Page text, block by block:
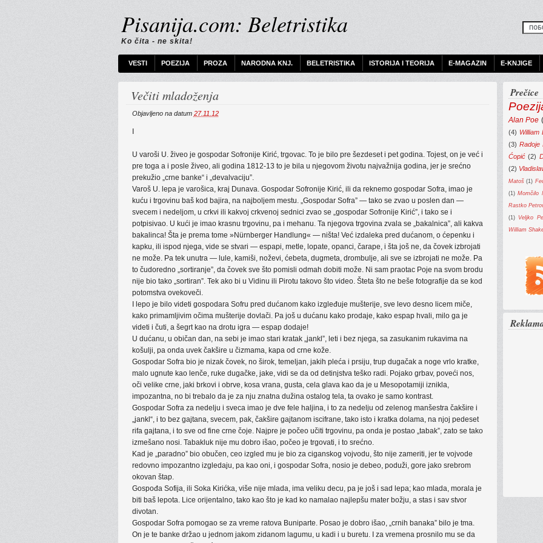
Pisanija.com: Beletristika
Ko čita - ne skita!
VESTI POEZIJA PROZA NARODNA KNJ. BELETRISTIKA ISTORIJA I TEORIJA E-MAGAZIN E-KNJIGE
Večiti mladoženja
Objavljeno na datum 27.11.12
U varoši U. živeo je gospodar Sofronije Kirić, trgovac. To je bilo pre šezdeset i pet godina. Tojest, on je već i
pre toga a i posle živeo, ali godina 1812-13 to je bila u njegovom životu najvažnija godina, jer je srećno
prekužio „crne banke“ i „devalvaciju”.
Varoš U. lepa je varošica, kraj Dunava. Gospodar Sofronije Kirić, ili da reknemo gospodar Sofra, imao je
kuću i trgovinu baš kod bajira, na najboljem mestu. „Gospodar Sofra” — tako se zvao u poslen dan —
svecem i nedeljom, u crkvi ili kakvoj crkvenoj sednici zvao se „gospodar Sofronije Kirić”, i tako se i
potpisivao. U kući je imao krasnu trgovinu, pa i mehanu. Ta njegova trgovina zvala se „bakalnica”, ali kakva
bakalinca! Šta je prema tome »Nürnberger Handlung« — ništa! Već izdaleka pred dućanom, o ćepenku i
kapku, ili ispod njega, vide se stvari — espapi, metle, lopate, opanci, čarape, i šta još ne, da čovek izbrojati
ne može. Pa tek unutra — lule, kamiši, noževi, ćebeta, dugmeta, drombulje, ali sve se izbrojati ne može. Pa
to čudoredno „sortiranje”, da čovek sve što pomisli odmah dobiti može. Ni sam praotac Poje na svom brodu
nije bio tako „sortiran”. Tek ako bi u Vidinu ili Pirotu takovo što video. Šteta što ne beše fotografije da se kod
potomstva ovekoveči.
I lepo je bilo videti gospodara Sofru pred dućanom kako izgleđuje mušterije, sve levo desno licem miče,
kako primamljivim očima mušterije dovlači. Pa još u dućanu kako prodaje, kako espap hvali, milo ga je
videti i čuti, a šegrt kao na drotu igra — espap dodaje!
U dućanu, u običan dan, na sebi je imao stari kratak „jankl”, leti i bez njega, sa zasukanim rukavima na
košulji, pa onda uvek čakšire u čizmama, kapa od crne kože.
Gospodar Sofra bio je nizak čovek, no širok, temeljan, jakih pleća i prsiju, trup dugačak a noge vrlo kratke,
malo ugnute kao lenče, ruke dugačke, jake, vidi se da od detinjstva teško radi. Pojako grbav, poveći nos,
oči velike crne, jaki brkovi i obrve, kosa vrana, gusta, cela glava kao da je u Mesopotamiji iznikla,
impozantna, no bi trebalo da je za nju znatna dužina ostalog tela, ta ovako je samo kontrast.
Gospodar Sofra za nedelju i sveca imao je dve fele haljina, i to za nedelju od zelenog manšestra čakšire i
„jankl“, i to bez gajtana, svecem, pak, čakšire gajtanom iscifrane, tako isto i kratka dolama, na njoj pedeset
rifa gajtana, i to sve od fine crne čoje. Najpre je počeo učiti trgovinu, pa onda je postao „tabak”, zato se tako
izmešano nosi. Tabakluk nije mu dobro išao, počeo je trgovati, i to srećno.
Kad je „paradno” bio obučen, ceo izgled mu je bio za ciganskog vojvodu, što nije zameriti, jer te vojvode
redovno impozantno izgledaju, pa kao oni, i gospodar Sofra, nosio je debeo, poduži, gore jako srebrom
okovan štap.
Gospođa Sofija, ili Soka Kirićka, više nije mlada, ima veliku decu, pa je još i sad lepa; kao mlada, morala je
biti baš lepota. Lice orijentalno, tako kao što je kad ko namalao najlepšu mater božju, a stas i sav stvor
divotan.
Gospodar Sofra pomogao se za vreme ratova Buniparte. Posao je dobro išao, „crnih banaka” bilo je tma.
On je te banke držao u jednom jakom zidanom lagumu, u kadi i u buretu. I za vremena prosnilo mu se da
Prečice
Alan Poe
(4) William
(3) Radoje
Ćopić (2)
(2)
Matoš (1)
(1) Momčilo
Rastko
(1) Veljko
William